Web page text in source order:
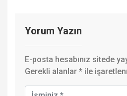
Yorum Yazın
E-posta hesabınız sitede
Gerekli alanlar * ile